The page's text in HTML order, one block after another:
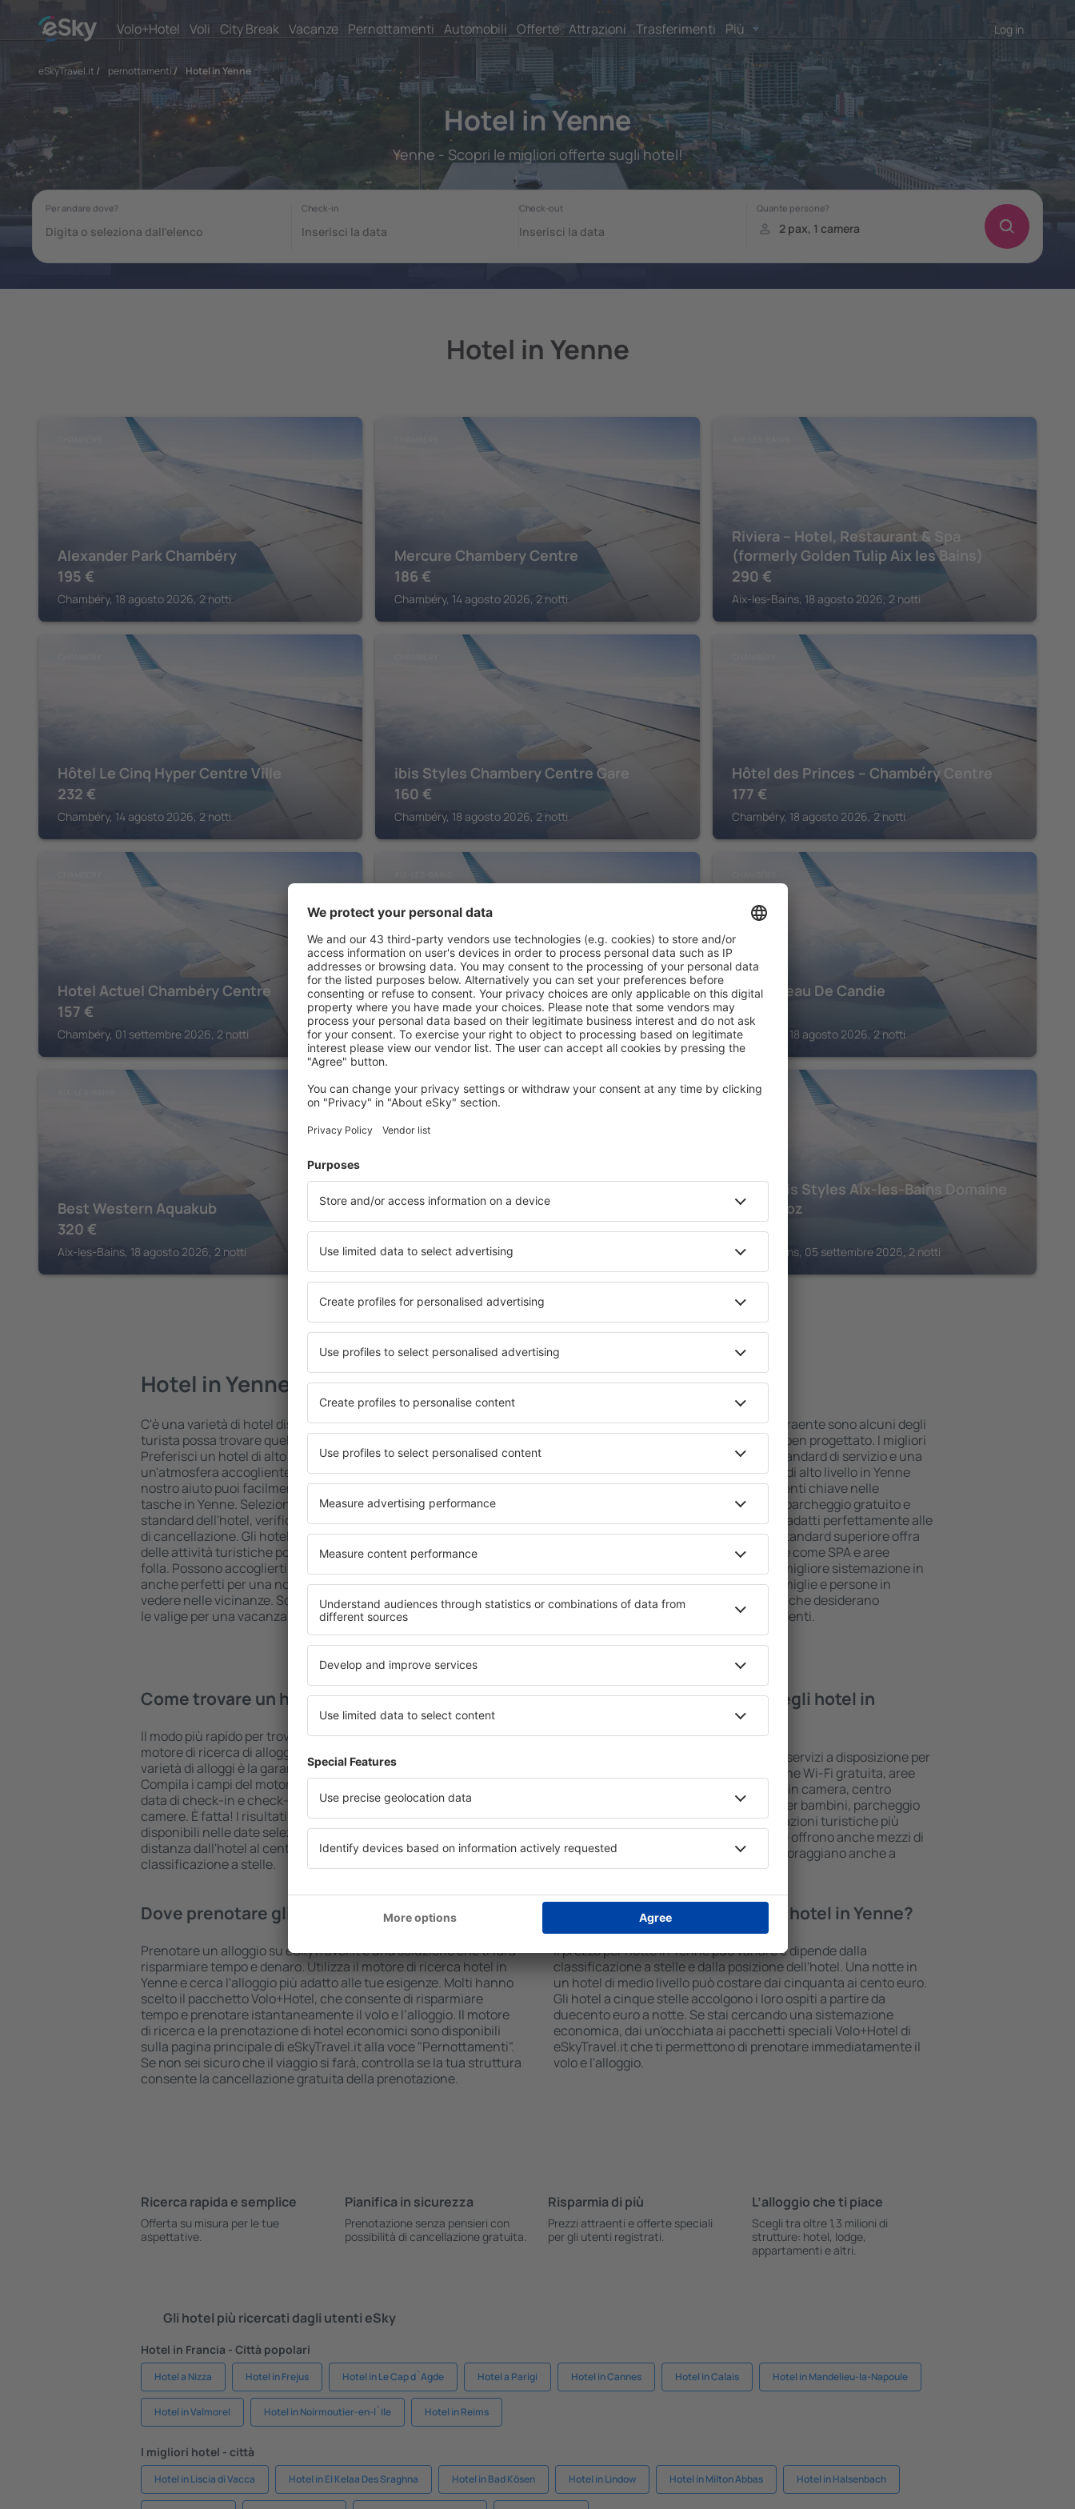
Volo+Hotel Voli City Break Vacanze Pernottamenti Automobili Offerte Attrazioni Trasferimenti Più Log in
eSkyTravel.it / pernottamenti/ Hotel in Yenne
Hotel in Yenne
Yenne - Scopri le migliori offerte sugli hotel!
Hotel in Yenne
Alexander Park Chambéry
195 €
Chambéry, 18 agosto 2026, 2 notti
Mercure Chambery Centre
186 €
Chambéry, 14 agosto 2026, 2 notti
Riviera – Hotel, Restaurant & Spa
(formerly Golden Tulip Aix les Bains)
290 €
Aix-les-Bains, 18 agosto 2026, 2 notti
Hôtel Le Cinq Hyper Centre Ville
232 €
Chambéry, 14 agosto 2026, 2 notti
ibis Styles Chambery Centre Gare
160 €
Chambéry, 18 agosto 2026, 2 notti
Hôtel des Princes – Chambéry Centre
177 €
Chambéry, 18 agosto 2026, 2 notti
Hotel Actuel Chambéry Centre
157 €
Chambéry, 01 settembre 2026, 2 notti
Urban Hotel Aix-les-Bains, BW Signature
Collection
269€
Aix-les-Bains, 11 settembre 2026, 2 notti
Le Chateau De Candie
428
Chambéry, 18 agosto 2026, 2 notti
Best Western Aquakub
320 €
Aix-les-Bains, 18 agosto 2026, 2 notti
VOGLANS
Miura
369€
Voglans, 18 agosto 2026, 2 notti
AIX-LES-BAINS
Hotel Ibis Styles Aix-les-Bains Domaine
de Marlioz
248€
Aix-les-Bains, 05 settembre 2026, 2 notti
Hotel in Yenne
C'è una varietà di hotel disponibili in Yenne, in modo che ogni
turista possa trovare quello più adatto alle sue esigenze.
Preferisci un hotel di alto livello all inclusive oppure un hotel con
un'atmosfera accogliente e una sistemazione economica? Con il
nostro aiuto puoi facilmente prenotare un alloggio per tutte le
tasche in Yenne. Seleziona la destinazione desiderata e lo
standard dell'hotel, verifica le modalità di pagamento e le opzioni
di cancellazione. Gli hotel in Yenne si trovano proprio nel cuore
delle attività turistiche popolari, ma anche un po' più lontani dalla
folla. Possono accoglierti per una vacanza più lunga, ma sono
anche perfetti per una notte di riposo quando c'è così tanto da
vedere nelle vicinanze. Scegli un hotel per te e inizia subito a fare
le valige per una vacanza o un viaggio d'affari!
Yenne – i migliori hotel
Una varietà di servizi e una posizione attraente sono alcuni degli
elementi chiave di un hotel all inclusive ben progettato. I migliori
hotel in Yenne garantiscono il più alto standard di servizio e una
gamma di servizi per gli ospiti. Gli alloggi di alto livello in Yenne
offrono la migliore posizione e i divertimenti chiave nelle
vicinanze. Gli ospiti possono utilizzare il parcheggio gratuito e
scegliere una camera o una suite che si adatti perfettamente alle
loro esigenze. È probabile che l'hotel di standard superiore offra
un menù variegato, delle aree benessere come SPA e aree
fitness, nonché attività per bambini. La migliore sistemazione in
Yenne è la scelta perfetta per coppie, famiglie e persone in
viaggio d'affari, così come per le aziende che desiderano
organizzare workshop per i propri dipendenti.
Come trovare un hotel in Yenne?
Il modo più rapido per trovare un hotel in Yenne è utilizzare il
motore di ricerca di alloggi eSky. Un ampio database con una
varietà di alloggi è la garanzia di trovare quello che stai cercando.
Compila i campi del motore di ricerca: seleziona il luogo, scegli la
data di check-in e check-out, aggiungi il numero degli ospiti e le
camere. È fatta! I risultati della ricerca ti mostreranno gli alloggi
disponibili nelle date selezionate. Puoi facilmente controllare la
distanza dall'hotel al centro città, le modalità di pagamento e la
classificazione a stelle.
Quali servizi posso trovare negli hotel in
Gli hotel in Yenne hanno vari standard e servizi a disposizione per
gli ospiti. I più comuni sono la connessione Wi-Fi gratuita, aree
benessere con SPA, mini bar/cassaforte in camera, centro
commerciale, zona pranzo, area giochi per bambini, parcheggio
gratuito e opuscoli informativi sulle attrazioni turistiche più
interessanti della zona. Alcune strutture offrono anche mezzi di
trasporto da e per l'aeroporto. A volte incoraggiano anche a
visitare i luoghi di interesse in Yenne.
Dove prenotare gli hotel in Yenne?
Prenotare un alloggio su eSkyTravel.it è una soluzione che ti farà
risparmiare tempo e denaro. Utilizza il motore di ricerca hotel in
Yenne e cerca l'alloggio più adatto alle tue esigenze. Molti hanno
scelto il pacchetto Volo+Hotel, che consente di risparmiare
tempo e prenotare istantaneamente il volo e l’alloggio. Il motore
di ricerca e la prenotazione di hotel economici sono disponibili
sulla pagina principale di eSkyTravel.it alla voce "Pernottamenti".
Se non sei sicuro che il viaggio si farà, controlla se la tua struttura
consente la cancellazione gratuita della prenotazione.
Quanto costa una notte in un hotel in Yenne?
Il prezzo per notte in Yenne può variare e dipende dalla
classificazione a stelle e dalla posizione dell'hotel. Una notte in
un hotel di medio livello può costare dai cinquanta ai cento euro.
Gli hotel a cinque stelle accolgono i loro ospiti a partire da
duecento euro a notte. Se stai cercando una sistemazione
economica, dai un'occhiata ai pacchetti speciali Volo+Hotel di
eSkyTravel.it che ti permettono di prenotare immediatamente il
volo e l'alloggio.
Ricerca rapida e semplice
Offerta su misura per le tue
aspettative.
Pianifica in sicurezza
Prenotazione senza pensieri con
possibilità di cancellazione gratuita.
Risparmia di più
Prezzi attraenti e offerte speciali
per gli utenti registrati.
L’alloggio che ti piace
Scegli tra oltre 1,3 milioni di
strutture: hotel, lodge,
appartamenti e altri.
Gli hotel più ricercati dagli utenti eSky
Hotel in Francia - Città popolari
Hotel a Nizza Hotel in Frejus Hotel in Le Cap d`Agde Hotel a Parigi Hotel in Cannes Hotel in Calais Hotel in Mandelieu-la-Napoule
Hotel in Valmorel Hotel in Noirmoutier-en-l`Ile Hotel in Reims
I migliori hotel - città
Hotel in Liscia di Vacca Hotel in El Kelaa Des Sraghna Hotel in Bad Kösen Hotel in Lindow Hotel in Milton Abbas Hotel in Halsenbach